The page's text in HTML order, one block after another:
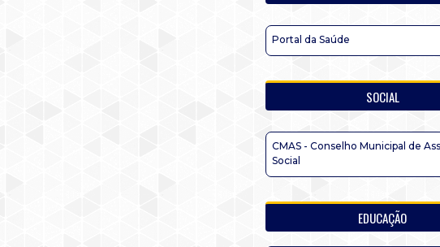
Portal da Saúde
SOCIAL
CMAS - Conselho Municipal de
Social
EDUCAÇÃO